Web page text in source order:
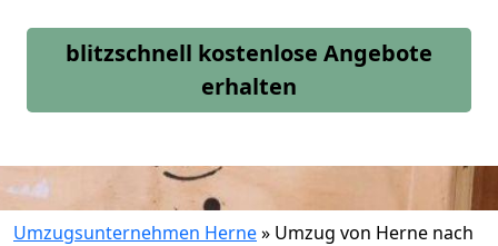
blitzschnell kostenlose Angebote
erhalten
Umzugsunternehmen Herne» Umzug von Herne nach